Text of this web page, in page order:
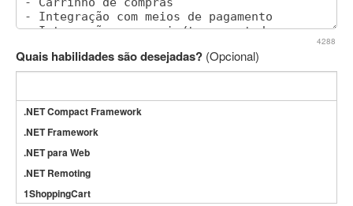
4288
Quais habilidades são desejadas? (Opcional)
.NET Compact Framework
.NET Framework
.NET para Web
.NET Remoting
1ShoppingCart